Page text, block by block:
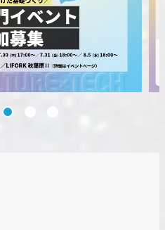
MAGAZINE
MEMBERSHIP